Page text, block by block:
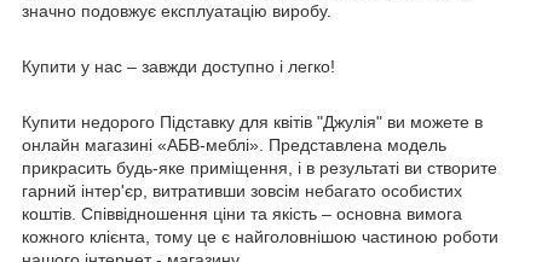
значно подовжує експлуатацію виробу.
Купити у нас – завжди доступно і легко!
Купити недорого Підставку для квітів "Джулія" ви можете в
онлайн магазині «АБВ-меблі». Представлена модель
прикрасить будь-яке приміщення, і в результаті ви створите
гарний інтер'єр, витративши зовсім небагато особистих
коштів. Співвідношення ціни та якість – основна вимога
кожного клієнта, тому це є найголовнішою частиною роботи